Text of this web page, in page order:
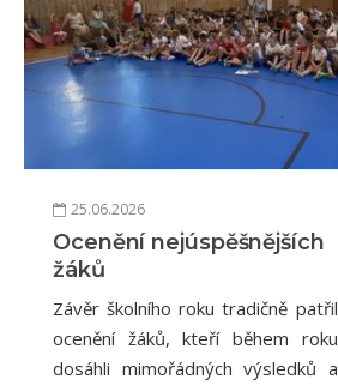
25.06.2026
Ocenění nejúspěšnějších
žáků
Závěr školního roku tradičně patřil
ocenění žáků, kteří během roku
dosáhli mimořádných výsledků a